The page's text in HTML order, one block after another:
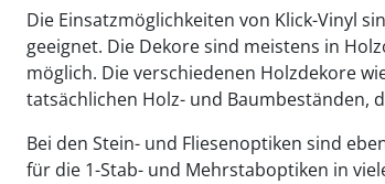
Die Einsatzmöglichkeiten von Klick-Vinyl
geeignet. Die Dekore sind meistens in
möglich. Die verschiedenen Holzdekore
tatsächlichen Holz- und Baumbeständen,
Bei den Stein- und Fliesenoptiken sind
für die 1-Stab- und Mehrstaboptiken in